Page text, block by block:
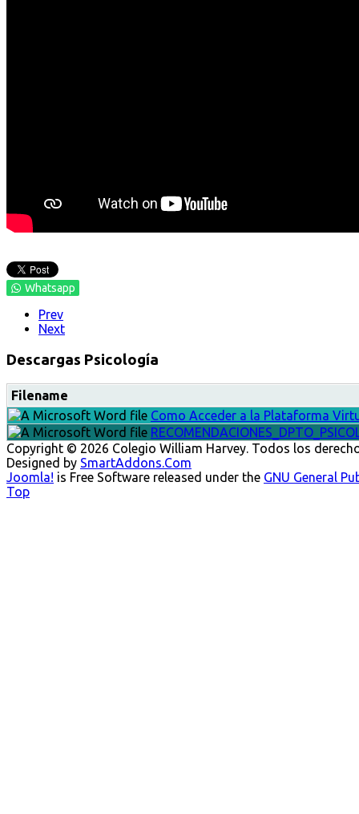
Whatsapp
Prev
Next
Descargas Psicología
Filename
Como Acceder a la Plataforma
Copyright © 2026 Colegio William Harvey. Todos los
Designed by SmartAddons.Com
Joomla! is Free Software released under the GNU General
Top